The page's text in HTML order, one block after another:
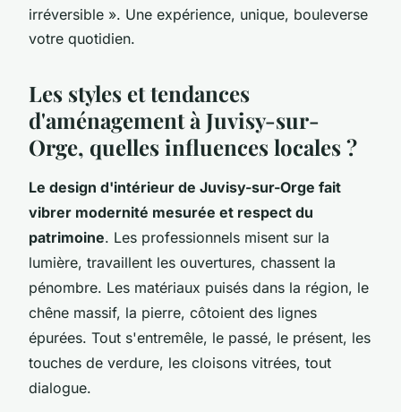
irréversible ». Une expérience, unique, bouleverse
votre quotidien.
Les styles et tendances
d'aménagement à Juvisy-sur-
Orge, quelles influences locales ?
Le design d'intérieur de Juvisy-sur-Orge fait
vibrer modernité mesurée et respect du
patrimoine. Les professionnels misent sur la
lumière, travaillent les ouvertures, chassent la
pénombre. Les matériaux puisés dans la région, le
chêne massif, la pierre, côtoient des lignes
épurées. Tout s'entremêle, le passé, le présent, les
touches de verdure, les cloisons vitrées, tout
dialogue.